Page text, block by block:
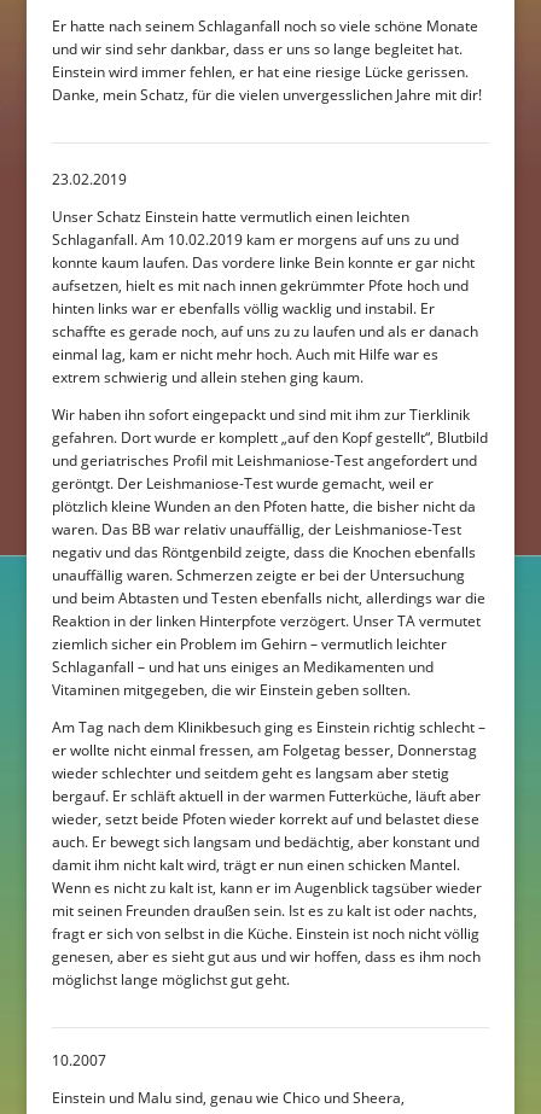
Er hatte nach seinem Schlaganfall noch so viele schöne Monate
und wir sind sehr dankbar, dass er uns so lange begleitet hat.
Einstein wird immer fehlen, er hat eine riesige Lücke gerissen.
Danke, mein Schatz, für die vielen unvergesslichen Jahre mit dir!
23.02.2019
Unser Schatz Einstein hatte vermutlich einen leichten
Schlaganfall. Am 10.02.2019 kam er morgens auf uns zu und
konnte kaum laufen. Das vordere linke Bein konnte er gar nicht
aufsetzen, hielt es mit nach innen gekrümmter Pfote hoch und
hinten links war er ebenfalls völlig wacklig und instabil. Er
schaffte es gerade noch, auf uns zu zu laufen und als er danach
einmal lag, kam er nicht mehr hoch. Auch mit Hilfe war es
extrem schwierig und allein stehen ging kaum.
Wir haben ihn sofort eingepackt und sind mit ihm zur Tierklinik
gefahren. Dort wurde er komplett „auf den Kopf gestellt“, Blutbild
und geriatrisches Profil mit Leishmaniose-Test angefordert und
geröntgt. Der Leishmaniose-Test wurde gemacht, weil er
plötzlich kleine Wunden an den Pfoten hatte, die bisher nicht da
waren. Das BB war relativ unauffällig, der Leishmaniose-Test
negativ und das Röntgenbild zeigte, dass die Knochen ebenfalls
unauffällig waren. Schmerzen zeigte er bei der Untersuchung
und beim Abtasten und Testen ebenfalls nicht, allerdings war die
Reaktion in der linken Hinterpfote verzögert. Unser TA vermutet
ziemlich sicher ein Problem im Gehirn – vermutlich leichter
Schlaganfall – und hat uns einiges an Medikamenten und
Vitaminen mitgegeben, die wir Einstein geben sollten.
Am Tag nach dem Klinikbesuch ging es Einstein richtig schlecht –
er wollte nicht einmal fressen, am Folgetag besser, Donnerstag
wieder schlechter und seitdem geht es langsam aber stetig
bergauf. Er schläft aktuell in der warmen Futterküche, läuft aber
wieder, setzt beide Pfoten wieder korrekt auf und belastet diese
auch. Er bewegt sich langsam und bedächtig, aber konstant und
damit ihm nicht kalt wird, trägt er nun einen schicken Mantel.
Wenn es nicht zu kalt ist, kann er im Augenblick tagsüber wieder
mit seinen Freunden draußen sein. Ist es zu kalt ist oder nachts,
fragt er sich von selbst in die Küche. Einstein ist noch nicht völlig
genesen, aber es sieht gut aus und wir hoffen, dass es ihm noch
möglichst lange möglichst gut geht.
10.2007
Einstein und Malu sind, genau wie Chico und Sheera,